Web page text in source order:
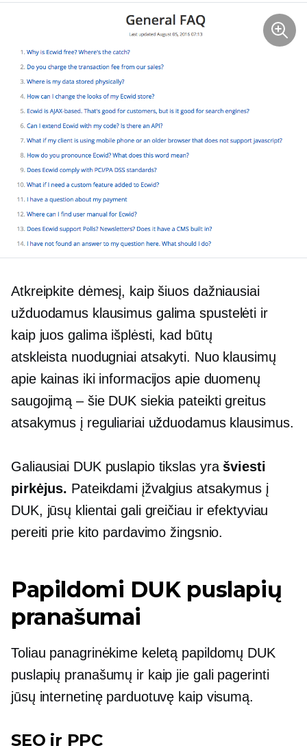
Atkreipkite dėmesį, kaip šiuos dažniausiai
užduodamus klausimus galima spustelėti ir
kaip juos galima išplėsti, kad būtų
atskleista nuodugniaiatsakyti. Nuo klausimų
apie kainas iki informacijos apie duomenų
saugojimą – šie DUK siekia pateikti greitus
atsakymus į reguliariai užduodamus klausimus.
Galiausiai DUK puslapio tikslas yrašviesti
pirkėjus. Pateikdami įžvalgius atsakymus į
DUK, jūsų klientai gali greičiau ir efektyviau
pereiti prie kito pardavimo žingsnio.
Papildomi DUK puslapių
pranašumai
Toliau panagrinėkime keletą papildomų DUK
puslapių pranašumų ir kaip jie gali pagerinti
jūsų internetinę parduotuvę kaip visumą.
SEO ir PPC